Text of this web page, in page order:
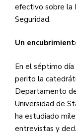
efectivo sobre la
Seguridad.
Un
En el séptimo
perito la
Departamento
Universidad de
ha estudiado
entrevistas y